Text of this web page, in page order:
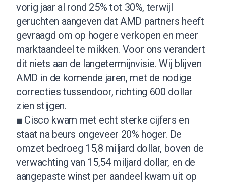
vorig jaar al rond 25% tot 30%, terwijl
geruchten aangeven dat AMD partners heeft
gevraagd om op hogere verkopen en meer
marktaandeel te mikken. Voor ons verandert
dit niets aan de langetermijnvisie. Wij blijven
AMD in de komende jaren, met de nodige
correcties tussendoor, richting 600 dollar
zien stijgen.
■ Cisco kwam met echt sterke cijfers en
staat na beurs ongeveer 20% hoger. De
omzet bedroeg 15,8 miljard dollar, boven de
verwachting van 15,54 miljard dollar, en de
aangepaste winst per aandeel kwam uit op